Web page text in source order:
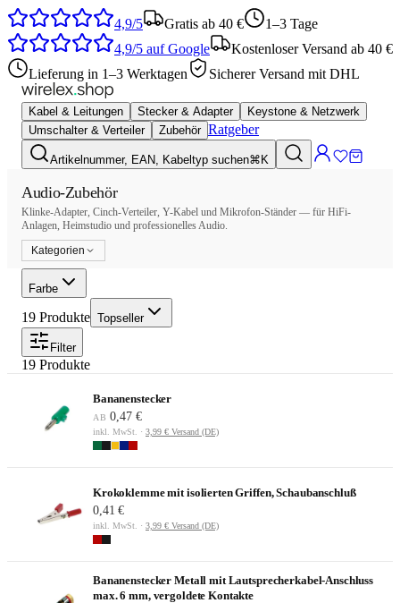
4,9/5 Gratis ab 40 €
1–3 Tage
4,9/5 auf Google
Kostenloser Versand ab 40 €
Lieferung in 1–3 Werktagen
Sicherer Versand mit DHL
Kabel & Leitungen Stecker & Adapter
Keystone & Netzwerk
Umschalter & Verteiler
Zubehör Ratgeber
Artikelnummer, EAN, Kabeltyp suchen⌘K
Audio-Zubehör
Klinke-Adapter, Cinch-Verteiler, Y-Kabel und Mikrofon-Ständer — für HiFi-
Anlagen, Heimstudio und professionelles Audio.
Kategorien
Farbe
19 Produkte Topseller
Filter
19 Produkte
Bananenstecker
AB 0,47 €
inkl. MwSt. · 3,99 € Versand (DE)
Krokoklemme mit isolierten Griffen, Schaubanschluß
0,41 €
inkl. MwSt. · 3,99 € Versand (DE)
Bananenstecker Metall mit Lautsprecherkabel-Anschluss
max. 6 mm, vergoldete Kontakte